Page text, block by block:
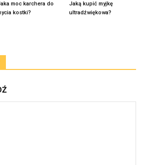
moc karchera do
kostki?
Jaką kupić myjkę
ultradźwiękowa?